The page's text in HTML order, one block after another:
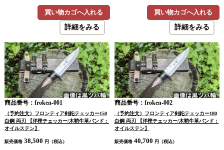
買い物カゴへ入れる
詳細をみる
買い物カゴへ入れる
詳細をみる
商品番号：froken-001
（予約注文）フロンティア剣鉈テェッカー150
白鋼 両刃 【洋樫テェッカー/木鞘牛革バンド：
オイルステン】
販売価格 38,500 円（税込）
商品番号：froken-002
（予約注文）フロンティア剣鉈テェッカー180
白鋼 両刃 【洋樫テェッカー/木鞘牛革バンド：
オイルステン】
販売価格 40,700 円（税込）